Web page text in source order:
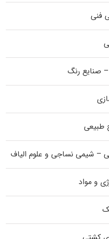
فنی
صنایع رنگ
طبیعی
– شیمی نساجی و علوم الیاف
و مواد